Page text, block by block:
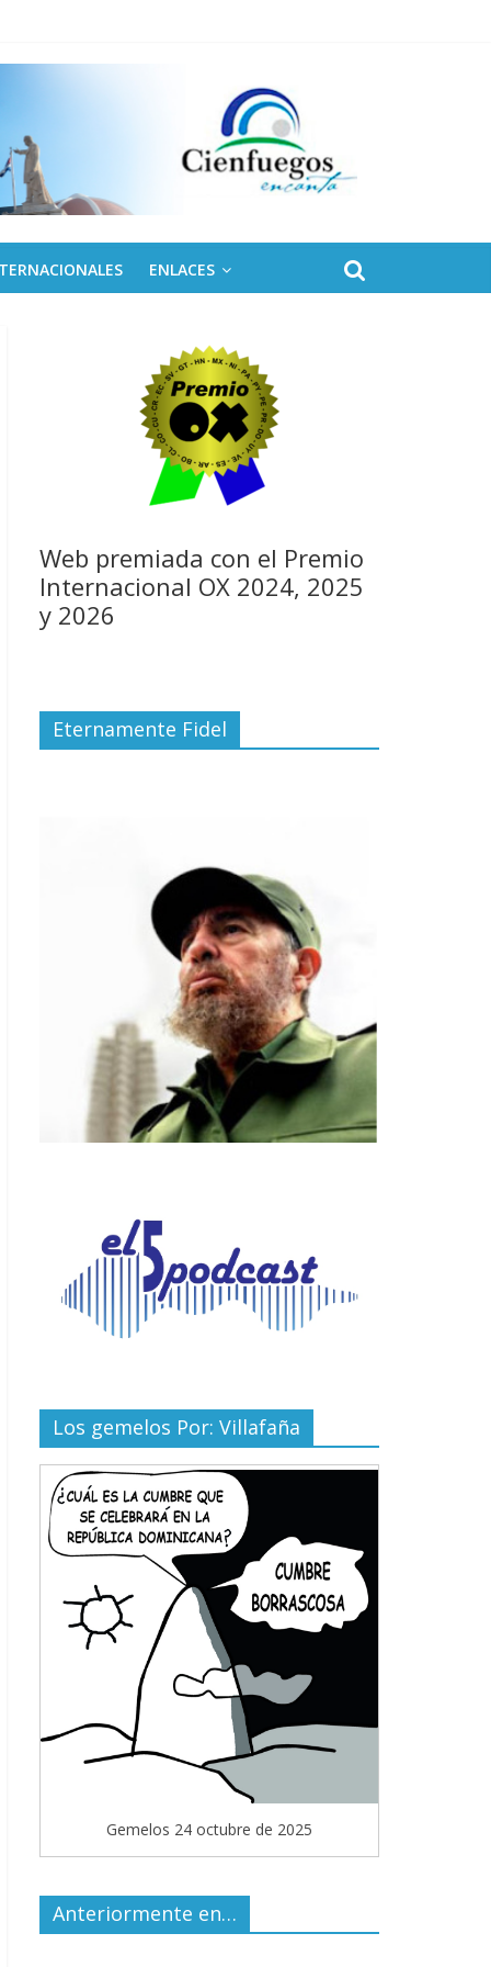
ENLACES
Web premiada con el Premio
Internacional OX 2024, 2025
y 2026
Eternamente Fidel
Los gemelos Por: Villafaña
Gemelos 24 octubre de 2025
Anteriormente en…